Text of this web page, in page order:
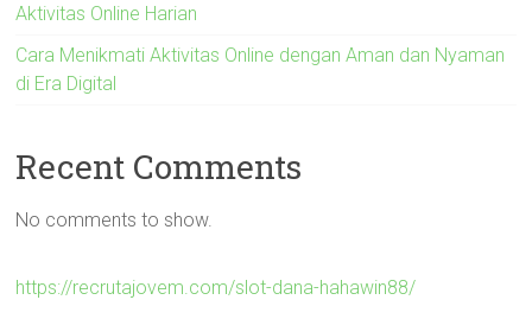
Aktivitas Online Harian
Cara Menikmati Aktivitas Online dengan Aman dan Nyaman
di Era Digital
Recent Comments
No comments to show.
https://recrutajovem.com/slot-dana-hahawin88/